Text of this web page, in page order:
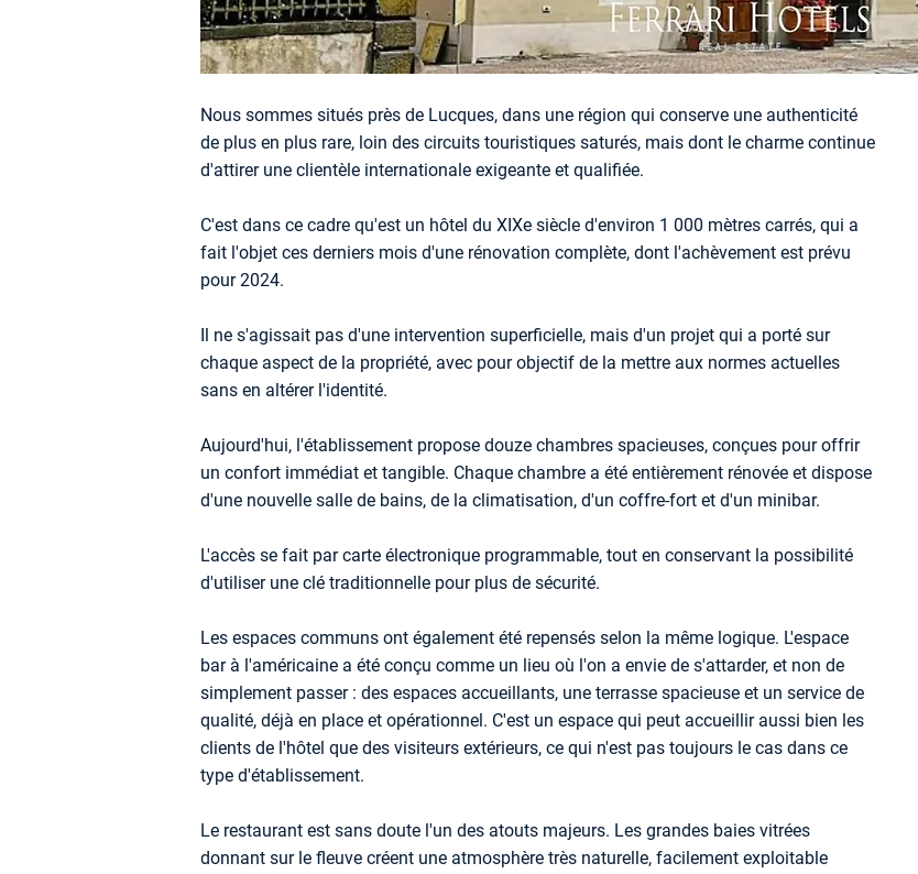
Nous sommes situés près de Lucques, dans une région qui conserve une authenticité
de plus en plus rare, loin des circuits touristiques saturés, mais dont le charme continue
d'attirer une clientèle internationale exigeante et qualifiée.
C'est dans ce cadre qu'est un hôtel du XIXe siècle d'environ 1 000 mètres carrés, qui a
fait l'objet ces derniers mois d'une rénovation complète, dont l'achèvement est prévu
pour 2024.
Il ne s'agissait pas d'une intervention superficielle, mais d'un projet qui a porté sur
chaque aspect de la propriété, avec pour objectif de la mettre aux normes actuelles
sans en altérer l'identité.
Aujourd'hui, l'établissement propose douze chambres spacieuses, conçues pour offrir
un confort immédiat et tangible. Chaque chambre a été entièrement rénovée et dispose
d'une nouvelle salle de bains, de la climatisation, d'un coffre-fort et d'un minibar.
L'accès se fait par carte électronique programmable, tout en conservant la possibilité
d'utiliser une clé traditionnelle pour plus de sécurité.
Les espaces communs ont également été repensés selon la même logique. L'espace
bar à l'américaine a été conçu comme un lieu où l'on a envie de s'attarder, et non de
simplement passer : des espaces accueillants, une terrasse spacieuse et un service de
qualité, déjà en place et opérationnel. C'est un espace qui peut accueillir aussi bien les
clients de l'hôtel que des visiteurs extérieurs, ce qui n'est pas toujours le cas dans ce
type d'établissement.
Le restaurant est sans doute l'un des atouts majeurs. Les grandes baies vitrées
donnant sur le fleuve créent une atmosphère très naturelle, facilement exploitable